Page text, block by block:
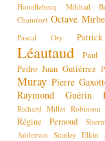
Houellebecq
Mikhaïl
Chamfort Octave
Pascal Ory
Léautaud
Paul
Pedro Juan Gutiérrez
Muray Pierre
Raymond Guérin
Richard Millet Robinson
Régine Pernoud
Anderson Stanley Elkin